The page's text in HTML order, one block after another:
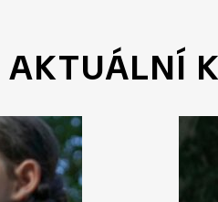
AKTUÁLNÍ